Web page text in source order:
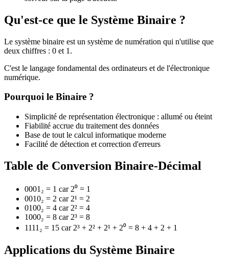
Qu'est-ce que le Système Binaire ?
Le système binaire est un système de numération qui n'utilise que
deux chiffres : 0 et 1.
C'est le langage fondamental des ordinateurs et de l'électronique
numérique.
Pourquoi le Binaire ?
Simplicité de représentation électronique : allumé ou éteint
Fiabilité accrue du traitement des données
Base de tout le calcul informatique moderne
Facilité de détection et correction d'erreurs
Table de Conversion Binaire-Décimal
0001₂ = 1 car 2⁰ = 1
0010₂ = 2 car 2¹ = 2
0100₂ = 4 car 2² = 4
1000₂ = 8 car 2³ = 8
1111₂ = 15 car 2³ + 2² + 2¹ + 2⁰ = 8 + 4 + 2 + 1
Applications du Système Binaire